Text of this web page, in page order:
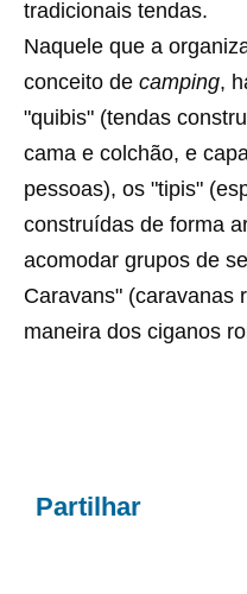
tradicionais tendas.
Naquele que a
conceito de camping,
"quibis" (tendas
cama e colchão, e
pessoas), os "tipis"
construídas de forma
acomodar grupos de
Caravans" (caravanas
maneira dos ciganos
Partilhar